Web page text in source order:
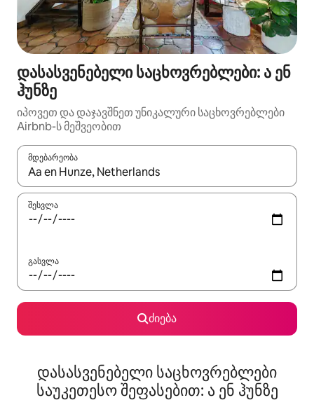
დასასვენებელი საცხოვრებლები: ა ენ
ჰუნზე
იპოვეთ და დაჯავშნეთ უნიკალური საცხოვრებლები
Airbnb-ს მეშვეობით
მდებარეობა
როცა შედეგები ხელმისაწვდომი გახდება, ნავიგაციისთვის
შესვლა
გასვლა
ძიება
დასასვენებელი საცხოვრებლები
საუკეთესო შეფასებით: ა ენ ჰუნზე